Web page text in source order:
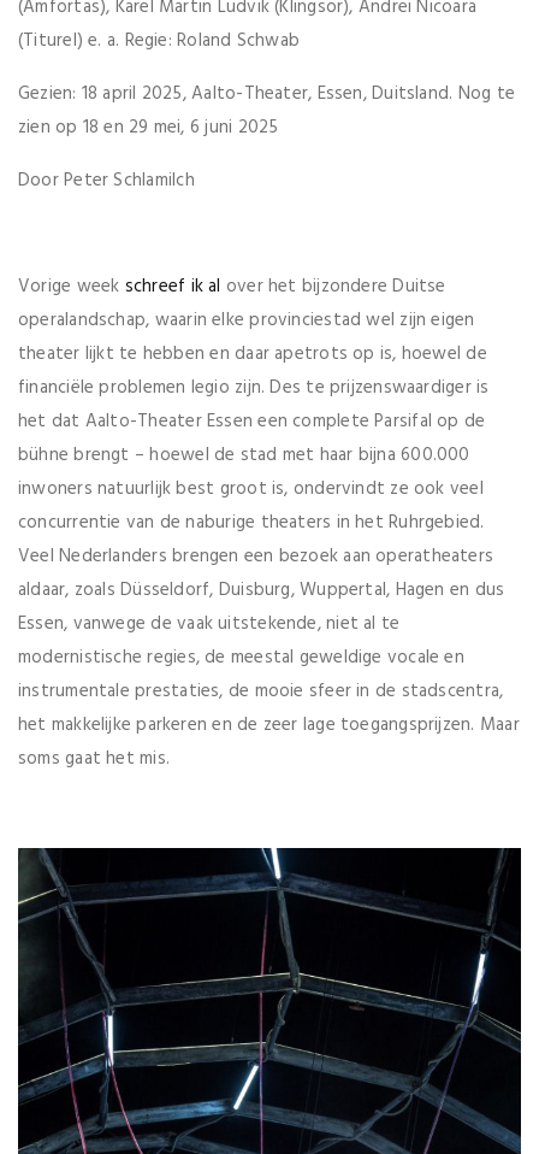
(Amfortas), Karel Martin Ludvik (Klingsor), Andrei Nicoara
(Titurel) e. a. Regie: Roland Schwab
Gezien: 18 april 2025, Aalto-Theater, Essen, Duitsland. Nog te
zien op 18 en 29 mei, 6 juni 2025
Door Peter Schlamilch
Vorige week schreef ik al over het bijzondere Duitse
operalandschap, waarin elke provinciestad wel zijn eigen
theater lijkt te hebben en daar apetrots op is, hoewel de
financiële problemen legio zijn. Des te prijzenswaardiger is
het dat Aalto-Theater Essen een complete Parsifal op de
bühne brengt – hoewel de stad met haar bijna 600.000
inwoners natuurlijk best groot is, ondervindt ze ook veel
concurrentie van de naburige theaters in het Ruhrgebied.
Veel Nederlanders brengen een bezoek aan operatheaters
aldaar, zoals Düsseldorf, Duisburg, Wuppertal, Hagen en dus
Essen, vanwege de vaak uitstekende, niet al te
modernistische regies, de meestal geweldige vocale en
instrumentale prestaties, de mooie sfeer in de stadscentra,
het makkelijke parkeren en de zeer lage toegangsprijzen. Maar
soms gaat het mis.